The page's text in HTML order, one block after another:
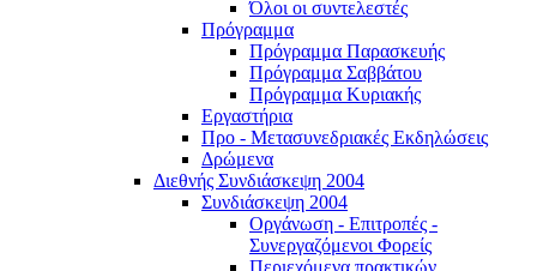
Όλοι οι συντελεστές
Πρόγραμμα
Πρόγραμμα Παρασκευής
Πρόγραμμα Σαββάτου
Πρόγραμμα Κυριακής
Εργαστήρια
Προ - Μετασυνεδριακές Εκδηλώσεις
Δρώμενα
Διεθνής Συνδιάσκεψη 2004
Συνδιάσκεψη 2004
Οργάνωση - Επιτροπές -
Συνεργαζόμενοι Φορείς
Περιεχόμενα πρακτικών